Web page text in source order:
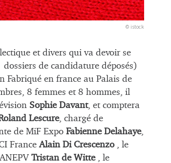
© istock
et divers qui va devoir se
de candidature déposés)
Fabriqué en france au Palais de
8 femmes et 8 hommes, il
Sophie Davant, et comptera
Lescure, chargé de
de MiF Expo Fabienne Delahaye,
France Alain Di Crescenzo, le
Tristan de Witte, le